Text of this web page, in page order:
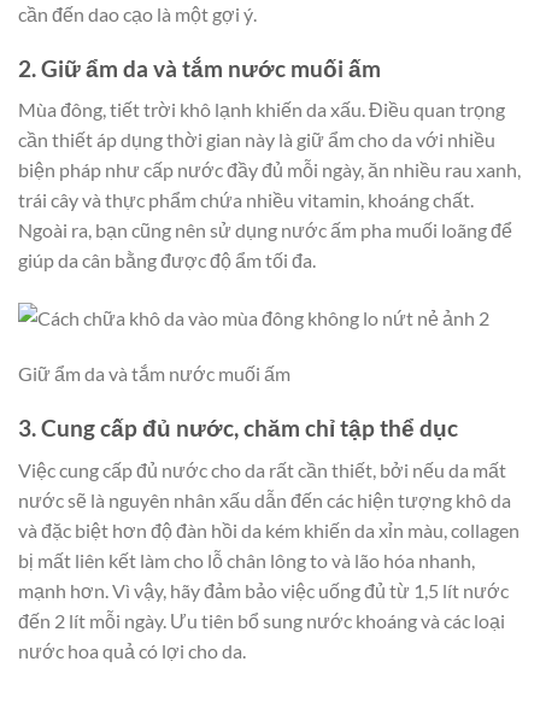
cần đến dao cạo là một gợi ý.
2. Giữ ẩm da và tắm nước muối ấm
Mùa đông, tiết trời khô lạnh khiến da xấu. Điều quan trọng
cần thiết áp dụng thời gian này là giữ ẩm cho da với nhiều
biện pháp như cấp nước đầy đủ mỗi ngày, ăn nhiều rau xanh,
trái cây và thực phẩm chứa nhiều vitamin, khoáng chất.
Ngoài ra, bạn cũng nên sử dụng nước ấm pha muối loãng để
giúp da cân bằng được độ ẩm tối đa.
Giữ ẩm da và tắm nước muối ấm
3. Cung cấp đủ nước, chăm chỉ tập thể dục
Việc cung cấp đủ nước cho da rất cần thiết, bởi nếu da mất
nước sẽ là nguyên nhân xấu dẫn đến các hiện tượng khô da
và đặc biệt hơn độ đàn hồi da kém khiến da xỉn màu, collagen
bị mất liên kết làm cho lỗ chân lông to và lão hóa nhanh,
mạnh hơn. Vì vậy, hãy đảm bảo việc uống đủ từ 1,5 lít nước
đến 2 lít mỗi ngày. Ưu tiên bổ sung nước khoáng và các loại
nước hoa quả có lợi cho da.